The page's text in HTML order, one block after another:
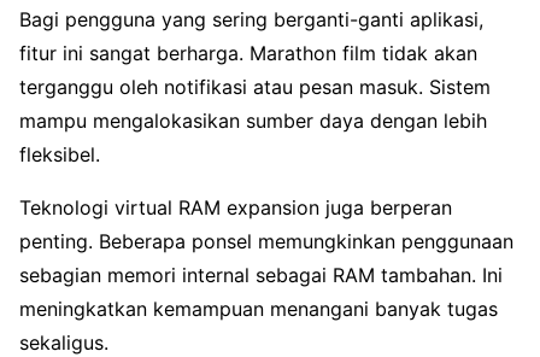
Bagi pengguna yang sering berganti-ganti aplikasi,
fitur ini sangat berharga. Marathon film tidak akan
terganggu oleh notifikasi atau pesan masuk. Sistem
mampu mengalokasikan sumber daya dengan lebih
fleksibel.
Teknologi virtual RAM expansion juga berperan
penting. Beberapa ponsel memungkinkan penggunaan
sebagian memori internal sebagai RAM tambahan. Ini
meningkatkan kemampuan menangani banyak tugas
sekaligus.